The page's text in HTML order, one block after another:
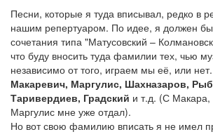
Песни, которые я туда вписывал, редко в
нашим репертуаром. По идее, я должен
сочетания типа "Матусовский –
что буду вносить туда фамилии тех, чью
независимо от того, играем мы её, или
Макаревич, Маргулис, Шахназаров,
Таривердиев, Градский и т.д. (С
Маргулис мне уже отдал).
Но вот свою фамилию вписать я не имел